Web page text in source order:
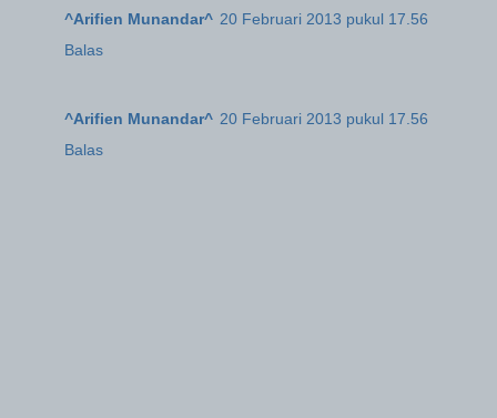
^Arifien Munandar^ 20 Februari 2013 pukul 17.56
Balas
^Arifien Munandar^ 20 Februari 2013 pukul 17.56
Balas